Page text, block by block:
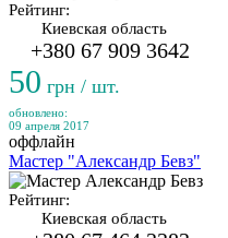
Рейтинг:
Киевская область
+380 67 909 3642
50 грн / шт.
обновлено:
09 апреля 2017
оффлайн
Мастер "Александр Бевз"
Рейтинг:
Киевская область